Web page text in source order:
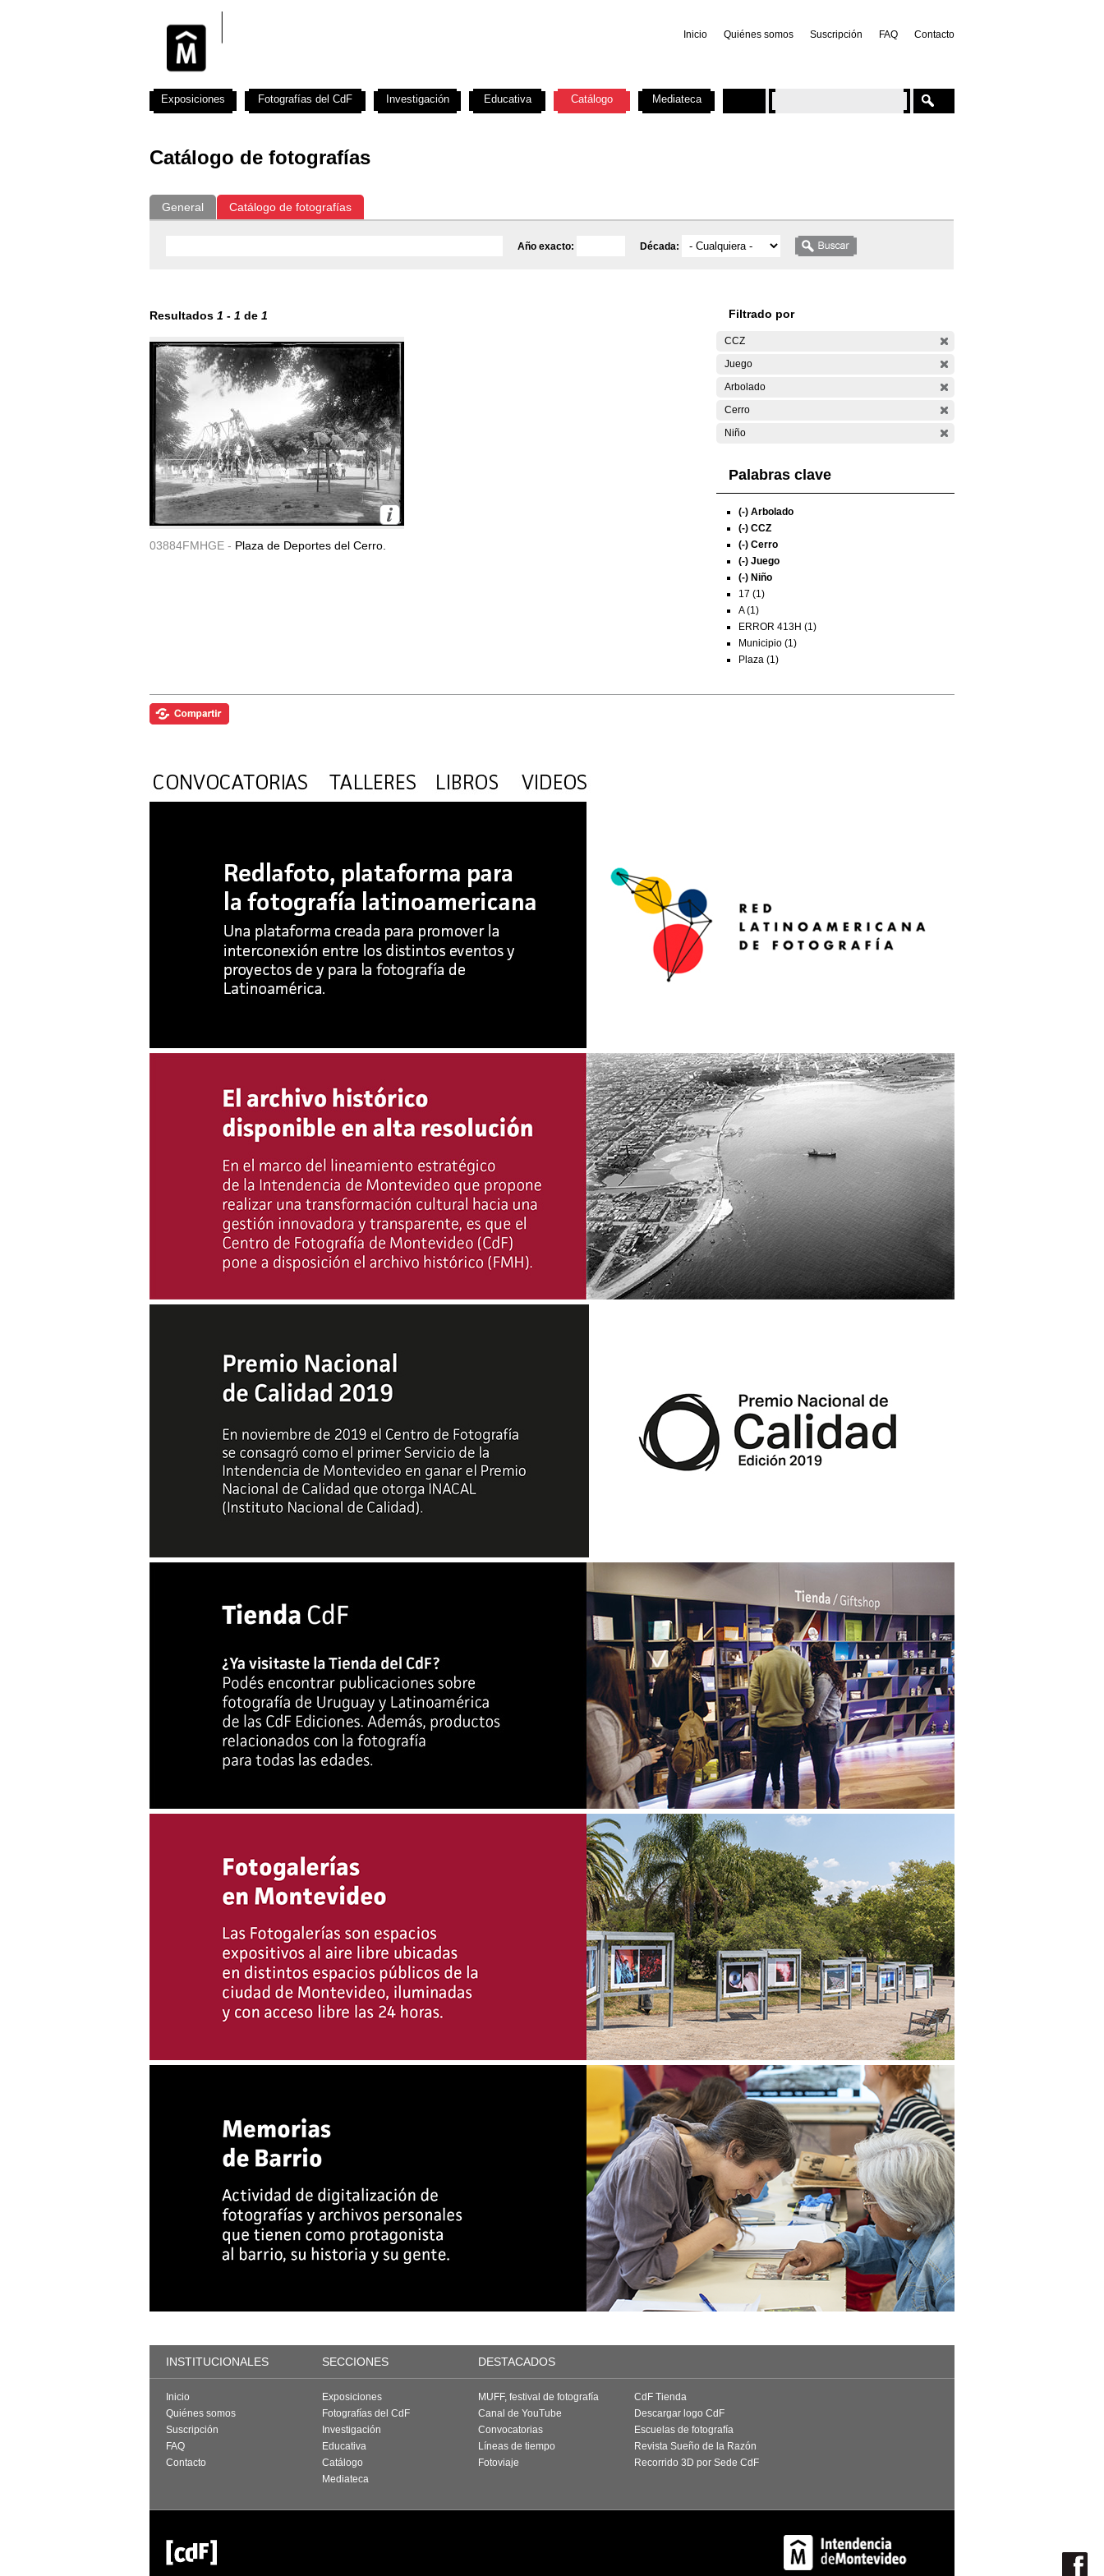
Inicio Quiénes somos Suscripción FAQ Contacto
Catálogo de fotografías
General Catálogo de fotografías
Año exacto: Década:
Resultados 1 - 1 de 1
03884FMHGE - Plaza de Deportes del Cerro.
Filtrado por
CCZ
Juego
Arbolado
Cerro
Niño
Palabras clave
(-) Arbolado
(-) CCZ
(-) Cerro
(-) Juego
(-) Niño
17 (1)
A (1)
ERROR 413H (1)
Municipio (1)
Plaza (1)
Exposiciones Fotografías del CdF Investigación Educativa Catálogo Mediateca
INSTITUCIONALES SECCIONES DESTACADOS
Inicio
Quiénes somos
Suscripción
FAQ
Contacto
Exposiciones
Fotografías del CdF
Investigación
Educativa
Catálogo
Mediateca
MUFF, festival de fotografía
Canal de YouTube
Convocatorias
Líneas de tiempo
Fotoviaje
CdF Tienda
Descargar logo CdF
Escuelas de fotografía
Revista Sueño de la Razón
Recorrido 3D por Sede CdF